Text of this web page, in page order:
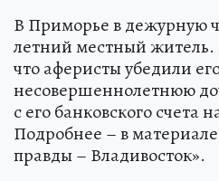
В Приморье в дежурную
летний местный
что аферисты убедили
несовершеннолетнюю
с его банковского счета
Подробнее – в
правды – Владивосток».